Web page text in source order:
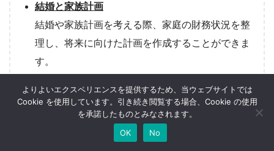
結婚と家族計画
結婚や家族計画を考える際、家庭の財務状況を整
理し、将来に向けた計画を作成することができま
す。
険の選択、子供の教育費の計画なども含まれま
免責事項
よりよいエクスペリエンスを提供するため、当ウェブサイトでは
Cookie を使用しています。引き続き閲覧する場合、Cookie の使用
を承諾したものとみなされます。
OK
No